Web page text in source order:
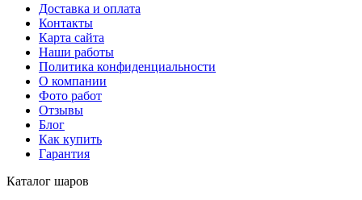
Доставка и оплата
Контакты
Карта сайта
Наши работы
Политика конфиденциальности
О компании
Фото работ
Отзывы
Блог
Как купить
Гарантия
Каталог шаров